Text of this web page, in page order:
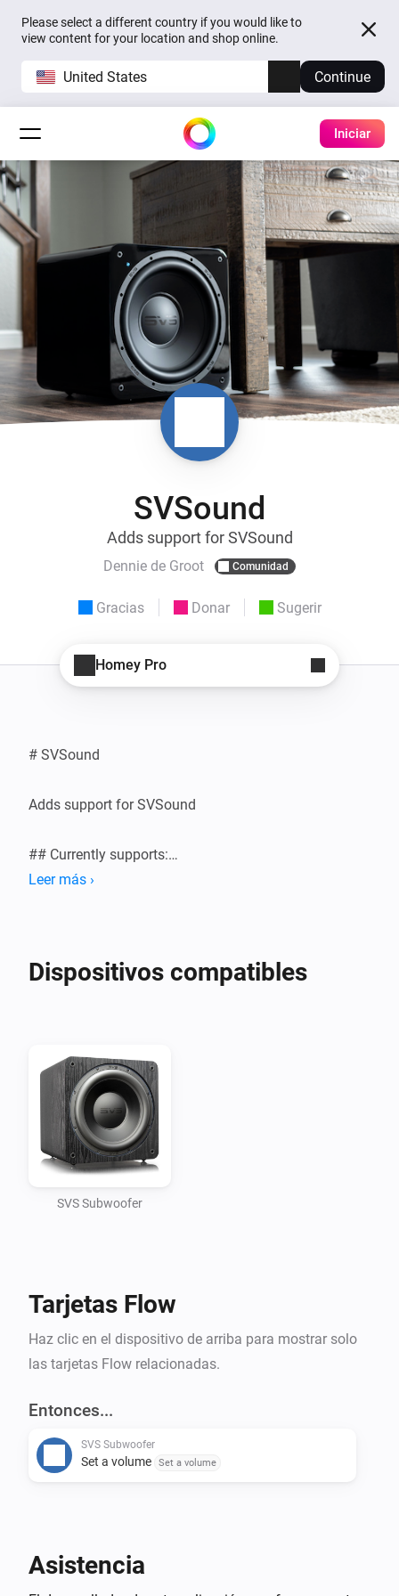
Please select a different country if you would like to
view content for your location and shop online.
United States Continue
Iniciar
SVSound
Adds support for SVSound
Dennie de Groot Comunidad
Gracias Donar Sugerir
Homey Pro
# SVSound
Adds support for SVSound
## Currently supports:
Leer más ›
Dispositivos compatibles
SVS Subwoofer
Tarjetas Flow
Haz clic en el dispositivo de arriba para mostrar solo
las tarjetas Flow relacionadas.
Entonces...
SVS Subwoofer
Set a volume Set a volume
Asistencia